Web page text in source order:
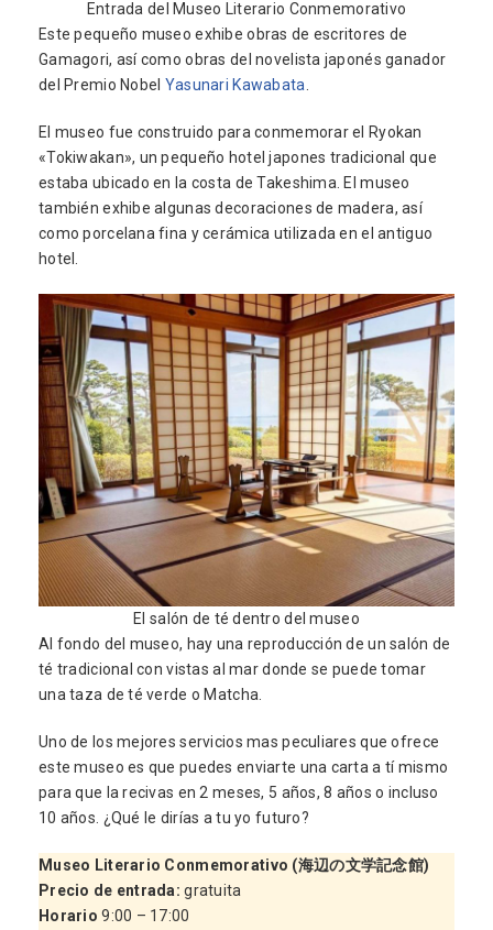
Entrada del Museo Literario Conmemorativo
Este pequeño museo exhibe obras de escritores de
Gamagori, así como obras del novelista japonés ganador
del Premio Nobel Yasunari Kawabata
El museo fue construido para conmemorar el Ryokan
«Tokiwakan», un pequeño hotel japones tradicional que
estaba ubicado en la costa de Takeshima. El museo
también exhibe algunas decoraciones de madera, así
como porcelana fina y cerámica utilizada en el antiguo
hotel.
El salón de té dentro del museo
Al fondo del museo, hay una reproducción de un salón de
té tradicional con vistas al mar donde se puede tomar
una taza de té verde o Matcha.
Uno de los mejores servicios mas peculiares que ofrece
este museo es que puedes enviarte una carta a tí mismo
para que la recivas en 2 meses, 5 años, 8 años o incluso
10 años. ¿Qué le dirías a tu yo futuro?
Museo Literario Conmemorativo (海辺の文学記念館)
Precio de entrada: gratuita
Horario 9:00 – 17:00